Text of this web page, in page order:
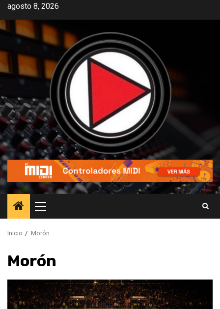
agosto 8, 2026
Inicio Morón
Morón